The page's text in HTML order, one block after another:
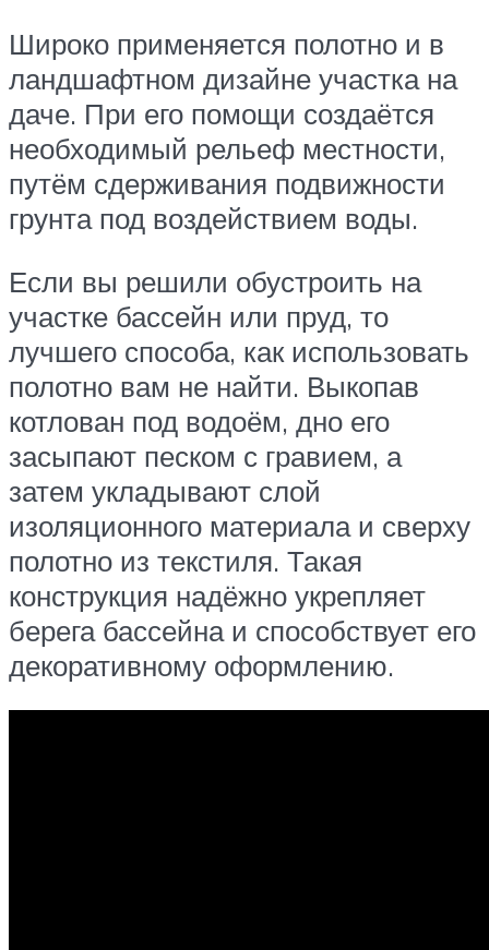
Широко применяется полотно и в
ландшафтном дизайне участка на
даче. При его помощи создаётся
необходимый рельеф местности,
путём сдерживания подвижности
грунта под воздействием воды.
Если вы решили обустроить на
участке бассейн или пруд, то
лучшего способа, как использовать
полотно вам не найти. Выкопав
котлован под водоём, дно его
засыпают песком с гравием, а
затем укладывают слой
изоляционного материала и сверху
полотно из текстиля. Такая
конструкция надёжно укрепляет
берега бассейна и способствует его
декоративному оформлению.